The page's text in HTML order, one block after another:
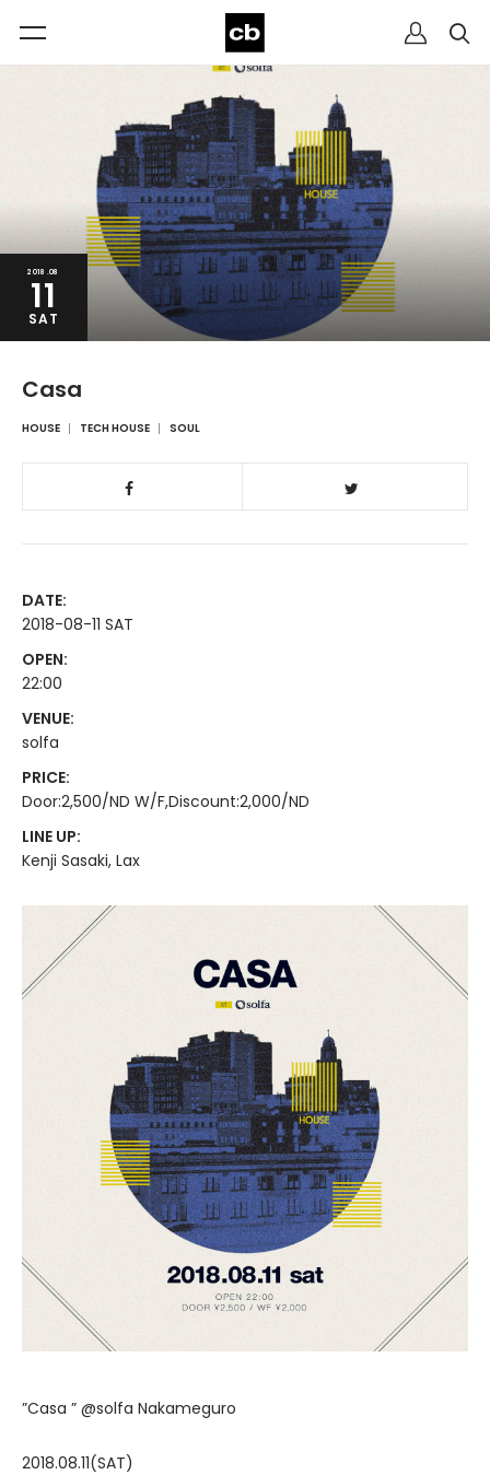
2018.08
11
SAT
Casa
HOUSE TECH HOUSE SOUL
DATE:
2018-08-11 SAT
OPEN:
22:00
VENUE:
solfa
PRICE:
Door:2,500/ND W/F,Discount:2,000/ND
LINE UP:
Kenji Sasaki, Lax
”Casa ” @solfa Nakameguro
2018.08.11(SAT)